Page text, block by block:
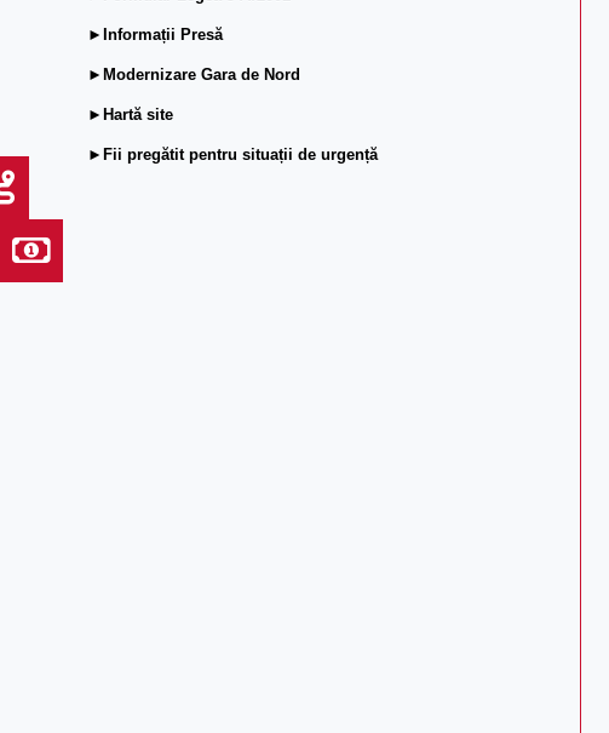
►Informații Presă
►Modernizare Gara de Nord
►Hartă site
►Fii pregătit pentru situații de urgență